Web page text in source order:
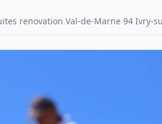
renovation Val-de-Marne 94 Ivry-